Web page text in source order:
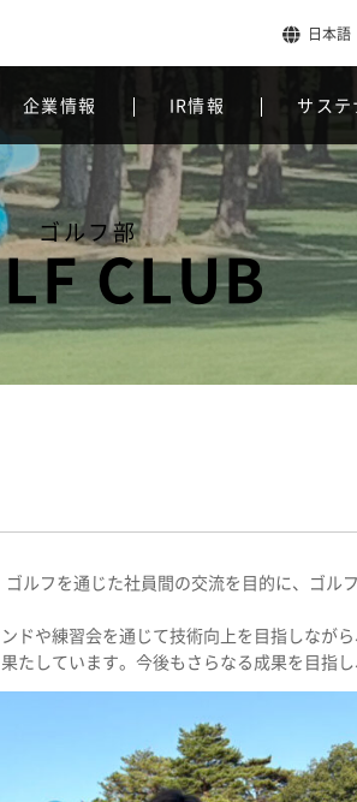
日本語
企業情報 IR情報 サス
ゴルフ部
CLUB
ルフを通じた社員間の交流を目的に、ゴル
ドや練習会を通じて技術向上を目指しなが
たしています。今後もさらなる成果を目指